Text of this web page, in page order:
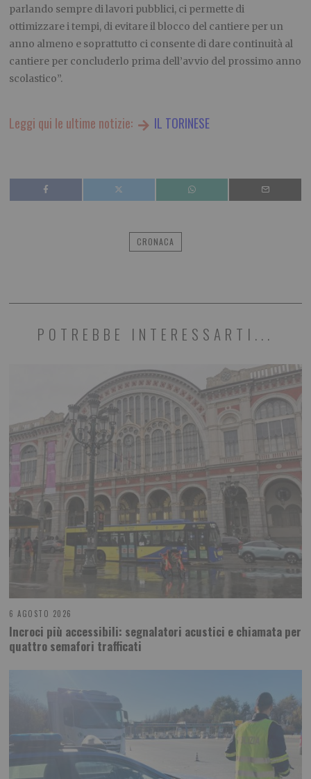
parlando sempre di lavori pubblici, ci permette di
ottimizzare i tempi, di evitare il blocco del cantiere per un
anno almeno e soprattutto ci consente di dare continuità al
cantiere per concluderlo prima dell’avvio del prossimo anno
scolastico”.
Leggi qui le ultime notizie: IL TORINESE
CRONACA
POTREBBE INTERESSARTI...
6 AGOSTO 2026
Incroci più accessibili: segnalatori acustici e chiamata per
quattro semafori trafficati